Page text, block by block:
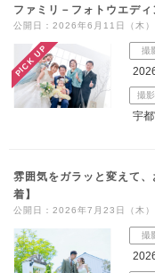
ファミリ－フォトウエデ
公開日：2026年6月11日（木）
PICK UP 撮
撮
宇
雰囲気をガラッと変えて
着】
公開日：2026年7月23日（木）
撮